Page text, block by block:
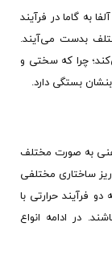
به گاما در فرآیند
تغییر درجه حرارت است که فولادهایی با خواص مختلف بدست می‎‌آیند.
چرا که سختی و
بستگی دارد.
به صورت مختلف
ساختاری مختلفی
حرارتی با
در ادامه انواع